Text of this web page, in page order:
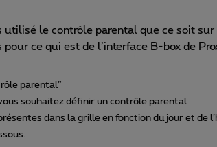
utilisé le contrôle parental que ce soit sur
ce qui est de l’interface B-box de
parental”
souhaitez définir un contrôle parental
dans la grille en fonction du jour et de